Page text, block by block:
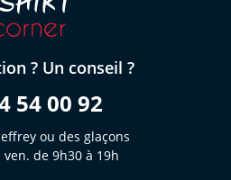
? Un conseil ?
54 00 92
ou des glaçons
de 9h30 à 19h